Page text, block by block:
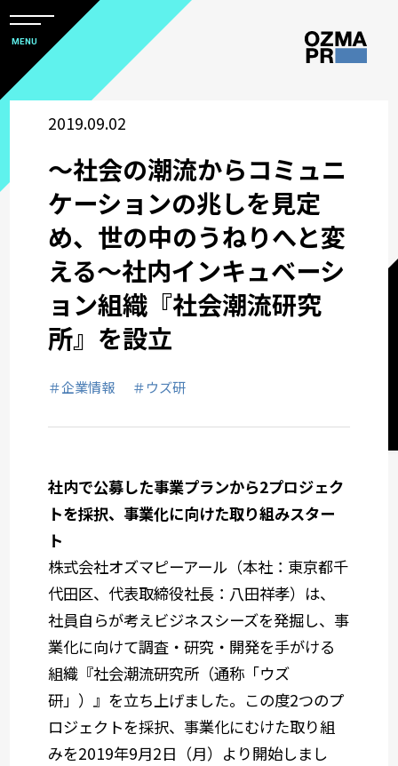
本
文
へ
社
オ
ズ
マ
ピ
ー
ア
メ
ニ
ュ
ー
開
MENU
2019.09.02
～社会の潮流からコミュニ
ケーションの兆しを見定
め、世の中のうねりへと変
える～社内インキュベーシ
ョン組織『社会潮流研究
所』を設立
＃企業情報 ＃ウズ研
社内で公募した事業プランから2プロジェク
トを採択、事業化に向けた取り組みスター
ト
株式会社オズマピーアール（本社：東京都千
代田区、代表取締役社長：八田祥孝）は、
社員自らが考えビジネスシーズを発掘し、事
業化に向けて調査・研究・開発を手がける
組織『社会潮流研究所（通称「ウズ
研」）』を立ち上げました。この度2つのプ
ロジェクトを採択、事業化にむけた取り組
みを2019年9月2日（月）より開始しまし
すべて
アワード
企業情報
採用関連情報
ウズ研
関西オフィス
社会デザイン発想
サービスメニューから選ぶ
業種から選ぶ